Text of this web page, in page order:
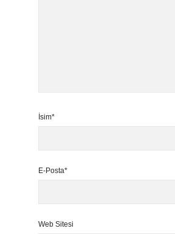
İsim*
E-Posta*
Web Sitesi